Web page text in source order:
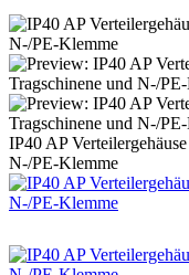
IP40 AP
N-/PE-Klemme